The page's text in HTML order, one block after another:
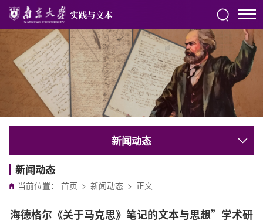
新闻动态
新闻动态
当前位置： 首页 > 新闻动态 > 正文
海德格尔《关于马克思》笔记的文本与思想”学术研